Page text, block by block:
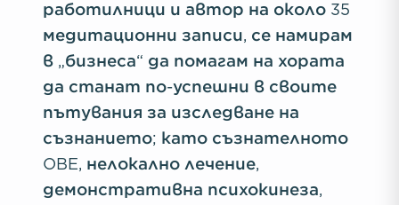
работилници и автор на около 35
медитационни записи, се намирам
в „бизнеса“ да помагам на хората
да станат по-успешни в своите
пътувания за изследване на
съзнанието; като съзнателното
OBE, нелокално лечение,
демонстративна психокинеза,